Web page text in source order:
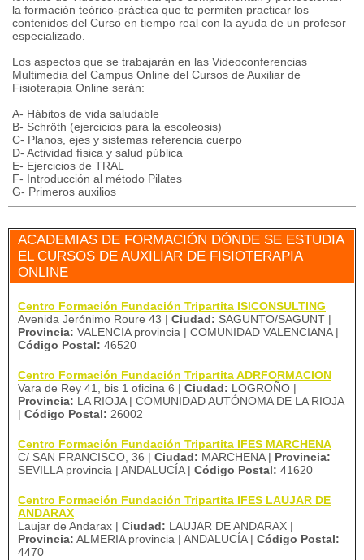
la formación teórico-práctica que te permiten practicar los
contenidos del Curso en tiempo real con la ayuda de un profesor
especializado.
Los aspectos que se trabajarán en las Videoconferencias
Multimedia del Campus Online del Cursos de Auxiliar de
Fisioterapia Online serán:
A- Hábitos de vida saludable
B- Schröth (ejercicios para la escoleosis)
C- Planos, ejes y sistemas referencia cuerpo
D- Actividad física y salud pública
E- Ejercicios de TRAL
F- Introducción al método Pilates
G- Primeros auxilios
ACADEMIAS DE FORMACIÓN DÓNDE SE ESTUDIA
EL CURSOS DE AUXILIAR DE FISIOTERAPIA
ONLINE
Centro Formación Fundación Tripartita ISICONSULTING
Avenida Jerónimo Roure 43 | Ciudad: SAGUNTO/SAGUNT |
Provincia: VALENCIA provincia | COMUNIDAD VALENCIANA |
Código Postal: 46520
Centro Formación Fundación Tripartita ADRFORMACION
Vara de Rey 41, bis 1 oficina 6 | Ciudad: LOGROÑO |
Provincia: LA RIOJA | COMUNIDAD AUTÓNOMA DE LA RIOJA
| Código Postal: 26002
Centro Formación Fundación Tripartita IFES MARCHENA
C/ SAN FRANCISCO, 36 | Ciudad: MARCHENA | Provincia:
SEVILLA provincia | ANDALUCÍA | Código Postal: 41620
Centro Formación Fundación Tripartita IFES LAUJAR DE
ANDARAX
Laujar de Andarax | Ciudad: LAUJAR DE ANDARAX |
Provincia: ALMERIA provincia | ANDALUCÍA | Código Postal:
4470